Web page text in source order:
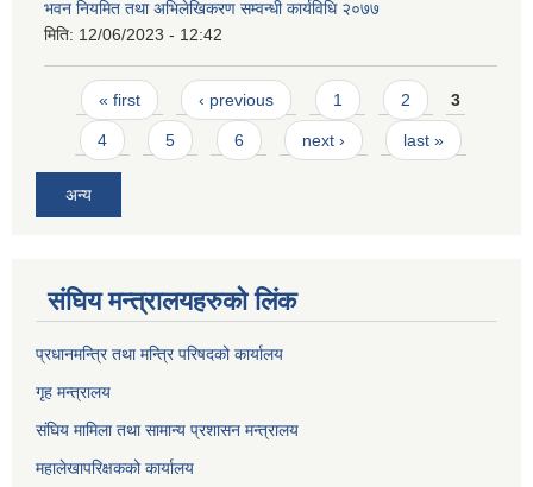
भवन नियमित तथा अभिलेखिकरण सम्वन्धी कार्यविधि २०७७
मिति: 12/06/2023 - 12:42
Pages
« first ‹ previous 1 2 3
4 5 6 next › last »
अन्य
संघिय मन्त्र‍ालयहरुको लिंक
प्रधानमन्त्रि तथा मन्त्रि परिषदको कार्यालय
गृह मन्त्रालय
संघिय मामिला तथा सामान्य प्रशासन मन्त्रालय
महालेखापरिक्षकको कार्यालय